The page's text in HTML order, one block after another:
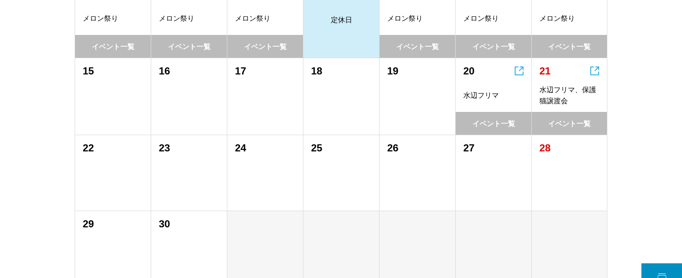
メロン祭り
イベント一覧
メロン祭り
イベント一覧
メロン祭り
イベント一覧
定休日 メロン祭り
イベント一覧
メロン祭り
イベント一覧
メロン祭り
イベント一覧
15 16 17 18 19 20 
水辺フリマ
イベント一覧
21 
水辺フリマ、保護
猫譲渡会
イベント一覧
22 23 24 25 26 27 28
29 30